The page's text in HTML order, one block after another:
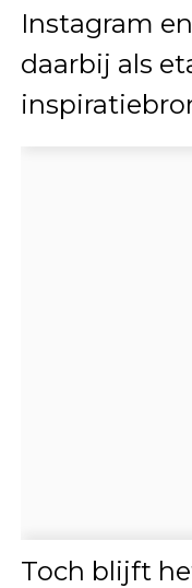
Instagram
daarbij als
Toch blijft